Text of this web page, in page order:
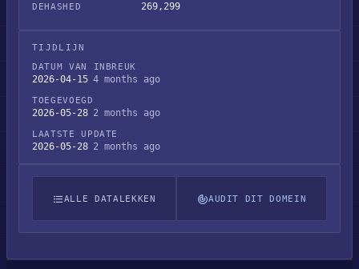
DEHASHED 269,299
TIJDLIJN
DATUM VAN INBREUK
2026-04-15 4 months ago
TOEGEVOEGD
2026-05-28 2 months ago
LAATSTE UPDATE
2026-05-28 2 months ago
ALLE DATALEKKEN AUDIT DIT DOMEIN